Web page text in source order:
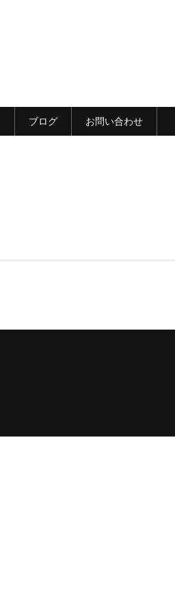
ブログ お問い合わせ